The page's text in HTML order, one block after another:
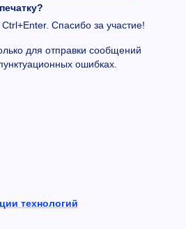
Спасибо за участие!
для отправки сообщений
ошибках.
технологий